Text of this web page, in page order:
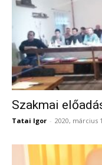
Szakmai
Tatai Igor - 2020, március